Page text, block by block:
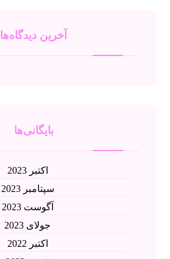
آخرین دیدگاه‌ها
بایگانی‌ها
اکتبر 2023
سپتامبر 2023
آگوست 2023
جولای 2023
اکتبر 2022